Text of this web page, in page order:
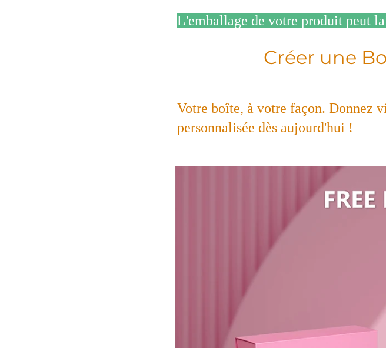
L'emballage de votre produit peut
Créer une
Votre boîte, à votre façon. Donnez
personnalisée dès aujourd'hui !